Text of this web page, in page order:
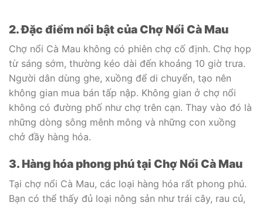
2. Đặc điểm nổi bật của Chợ Nổi Cà Mau
Chợ nổi Cà Mau không có phiên chợ cố định. Chợ họp
từ sáng sớm, thường kéo dài đến khoảng 10 giờ trưa.
Người dân dùng ghe, xuồng để di chuyển, tạo nên
không gian mua bán tấp nập. Không gian ở chợ nổi
không có đường phố như chợ trên cạn. Thay vào đó là
những dòng sông mênh mông và những con xuồng
chở đầy hàng hóa.
3. Hàng hóa phong phú tại Chợ Nổi Cà Mau
Tại chợ nổi Cà Mau, các loại hàng hóa rất phong phú.
Bạn có thể thấy đủ loại nông sản như trái cây, rau củ,